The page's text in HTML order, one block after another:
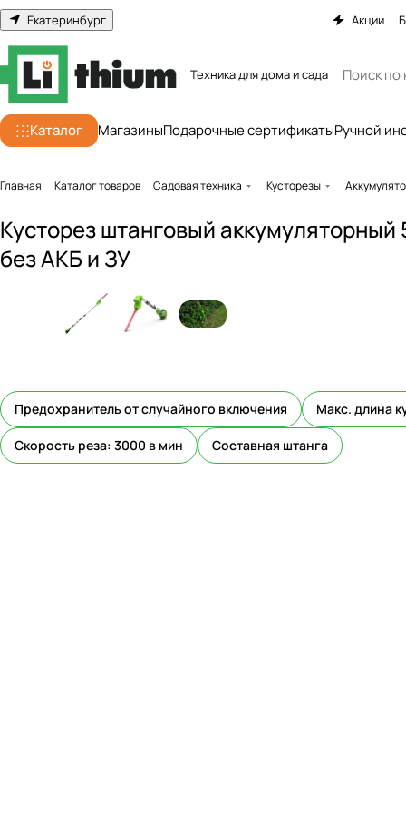
Екатеринбург Акции
Техника для дома и сада
Каталог МагазиныПодарочные сертификатыРучной
Главная Каталог товаров Садовая техника Кусторезы
Кусторез штанговый
без АКБ и ЗУ
Предохранитель от случайного включения Макс. длина
Скорость реза: 3000 в мин Составная штанга